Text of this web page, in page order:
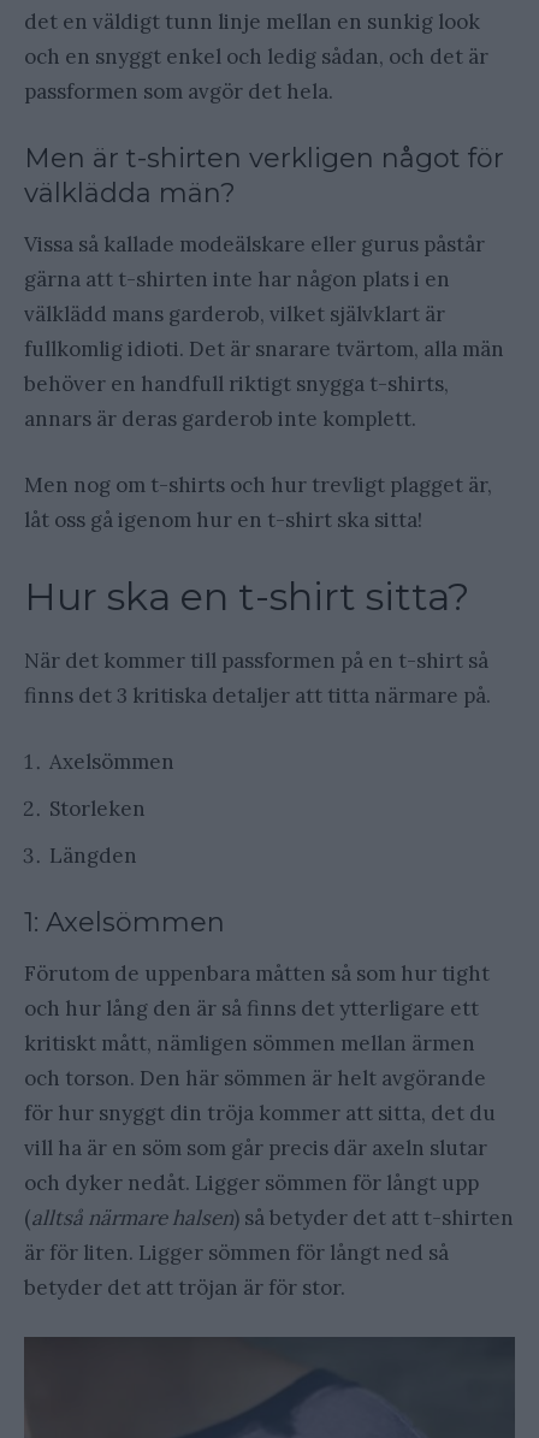
det en väldigt tunn linje mellan en sunkig look
och en snyggt enkel och ledig sådan, och det är
passformen som avgör det hela.
Men är t-shirten verkligen något för
välklädda män?
Vissa så kallade modeälskare eller gurus påstår
gärna att t-shirten inte har någon plats i en
välklädd mans garderob, vilket självklart är
fullkomlig idioti. Det är snarare tvärtom, alla män
behöver en handfull riktigt snygga t-shirts,
annars är deras garderob inte komplett.
Men nog om t-shirts och hur trevligt plagget är,
låt oss gå igenom hur en t-shirt ska sitta!
Hur ska en t-shirt sitta?
När det kommer till passformen på en t-shirt så
finns det 3 kritiska detaljer att titta närmare på.
Axelsömmen
Storleken
Längden
1: Axelsömmen
Förutom de uppenbara måtten så som hur tight
och hur lång den är så finns det ytterligare ett
kritiskt mått, nämligen sömmen mellan ärmen
och torson. Den här sömmen är helt avgörande
för hur snyggt din tröja kommer att sitta, det du
vill ha är en söm som går precis där axeln slutar
och dyker nedåt. Ligger sömmen för långt upp
(alltså närmare halsen) så betyder det att t-shirten
är för liten. Ligger sömmen för långt ned så
betyder det att tröjan är för stor.